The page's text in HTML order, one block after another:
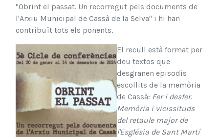
"Obrint el passat. Un recorregut pels documents de
l'Arxiu Municipal de Cassà de la Selva" i hi han
contribuït tots els ponents.
El recull està format per
deu textos que
desgranen episodis
escollits de la memòria
de Cassà: Fer i desfer.
Memòria i vicissituds
del retaule major de
l'Església de Sant Martí